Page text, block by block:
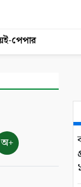
ই-পেপার
অ+